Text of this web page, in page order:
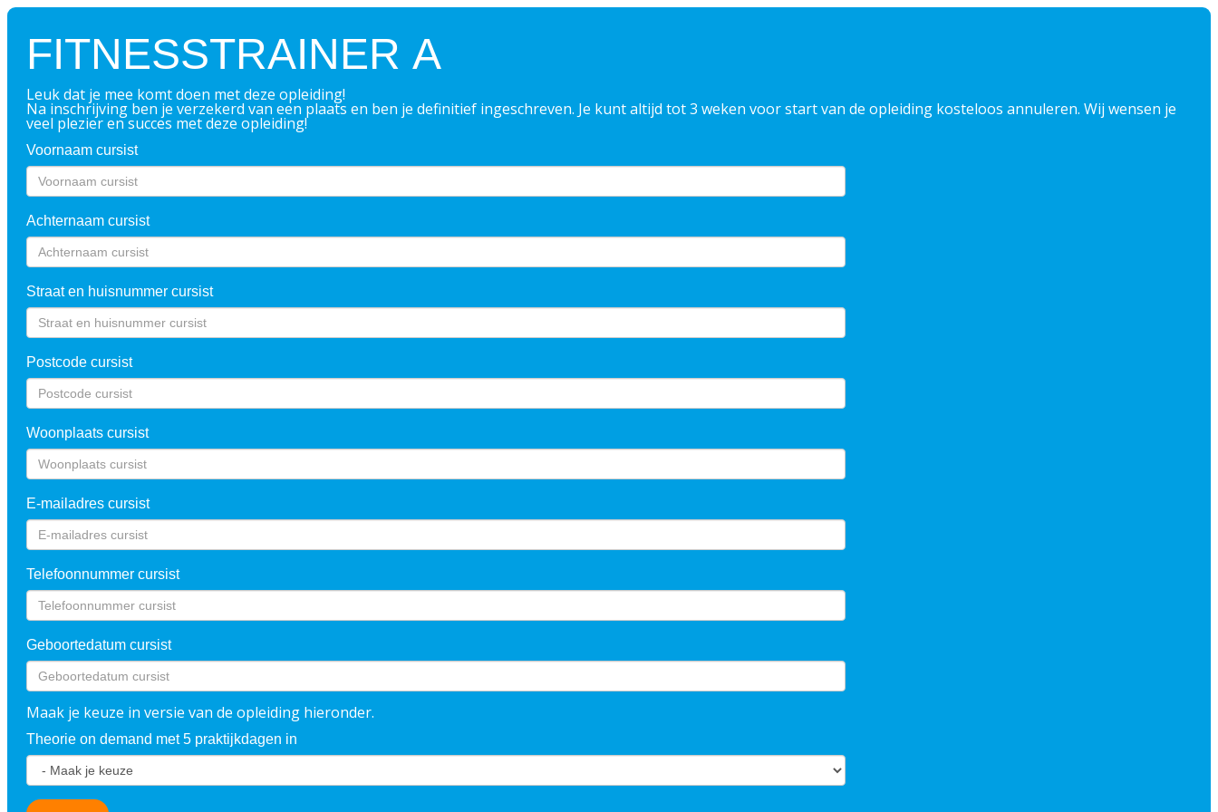
FITNESSTRAINER A
Leuk dat je mee komt doen met deze opleiding!
Na inschrijving ben je verzekerd van een plaats en ben je definitief ingeschreven. Je kunt altijd tot 3 weken voor start van de opleiding kosteloos annuleren. Wij wensen je
veel plezier en succes met deze opleiding!
Voornaam cursist
Achternaam cursist
Straat en huisnummer cursist
Postcode cursist
Woonplaats cursist
E-mailadres cursist
Telefoonnummer cursist
Geboortedatum cursist
Maak je keuze in versie van de opleiding hieronder.
Theorie on demand met 5 praktijkdagen in